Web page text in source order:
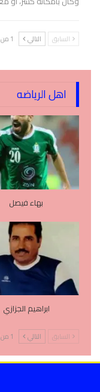
السابق التالي 1 من 685
اهل الرياضه
بهاء فيصل
ابراهيم الجزازي
السابق التالي 1 من 138